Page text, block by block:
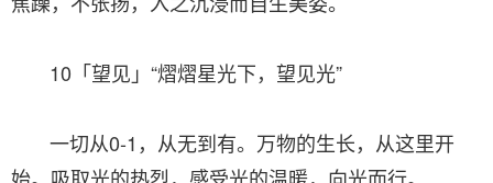
10「望见」“熠熠星光下，望见光”
一切从0-1，从无到有。万物的生长，从这里开